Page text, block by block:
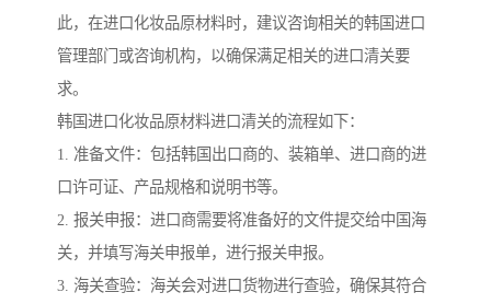
此，在进口化妆品原材料时，建议咨询相关的韩国进口
管理部门或咨询机构，以确保满足相关的进口清关要
求。
韩国进口化妆品原材料进口清关的流程如下：
1. 准备文件：包括韩国出口商的、装箱单、进口商的进
口许可证、产品规格和说明书等。
2. 报关申报：进口商需要将准备好的文件提交给中国海
关，并填写海关申报单，进行报关申报。
3. 海关查验：海关会对进口货物进行查验，确保其符合